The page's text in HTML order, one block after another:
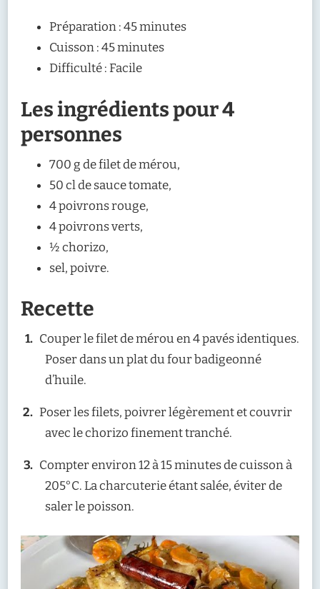
Préparation : 45 minutes
Cuisson : 45 minutes
Difficulté : Facile
Les ingrédients pour 4
personnes
700 g de filet de mérou,
50 cl de sauce tomate,
4 poivrons rouge,
4 poivrons verts,
½ chorizo,
sel, poivre.
Recette
Couper le filet de mérou en 4 pavés identiques.
Poser dans un plat du four badigeonné
d’huile.
Poser les filets, poivrer légèrement et couvrir
avec le chorizo finement tranché.
Compter environ 12 à 15 minutes de cuisson à
205°C. La charcuterie étant salée, éviter de
saler le poisson.